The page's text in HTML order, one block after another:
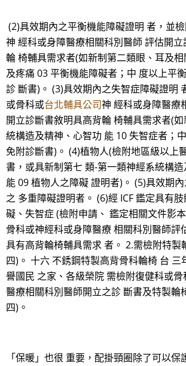
(2)具效期內之平衡機能障礙證明 者，並
神 經科或身障醫療相關科別醫師 評估開
輪 椅輔具需求者(如新制第二類眼、耳及
及疼痛 03 平衡機能障礙者；中 度以上平
診 斷書)。 (3)具效期內之失智症障礙證明
或骨科或台北輔具公司神 經科或身障醫療
開立診斷書敘明具高背輪 椅輔具需求者(
統構造及精神、心智功 能 10 失智症者；
免附診斷書)。 (4)植物人(檢附地區級以上
書，或具新制第七 類-第一類神經系統構
能 09 植物人之障礙 證明者)。 (5)具效期
之 多重障礙證明者。 (6)經 ICF 鑑定具有
礙、失智症 (檢附申請、 鑑定相關文件影
骨科或神經科或身障醫療 相關科別醫師評
具有高背輪椅輔具需求 者。 2.需檢附特製
四)。 十六 不銹鋼特製高背骨科輪椅 台 三
譽國民 之家、各級榮院 需檢附復健科或
醫療相關科別醫師開立之診 斷書及特製輪
四)。
「保暖」也很 重要，配掛頸圈除了可以保